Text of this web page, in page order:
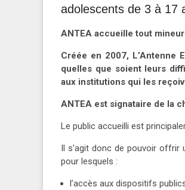
adolescents de 3 à 17
ANTEA accueille tout
Créée en 2007, L’Antenne
quelles que soient leurs
aux institutions qui les
ANTEA est signataire de la
Le public accueilli est
Il s'agit donc de pouvoir offrir
pour lesquels :
l’accès aux dispositifs